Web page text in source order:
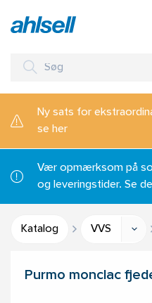
Ny sats for
se her
Vær opmærksom på
og leveringstider. Se
Katalog VVS
Purmo monclac